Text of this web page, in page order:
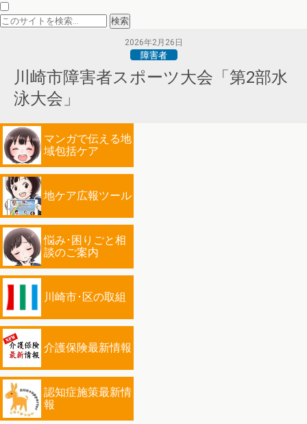
2026年2月26日
障害者
川崎市障害者スポーツ大会「第2部水
泳大会」
マンガで伝える地
域包括ケア
地ケア広報ツール
悩み･困りごと相
談のご案内
川崎市･区の取組
介護保険最新情報
認知症施策最新情
報